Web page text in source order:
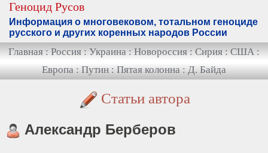
Геноцид Русов
Информация о многовековом, тотальном геноциде
русского и других коренных народов России
Главная : Россия : Украина : Новороссия : Сирия : США :
Европа : Путин : Пятая колонна : Д. Байда
Статьи автора
Александр Берберов